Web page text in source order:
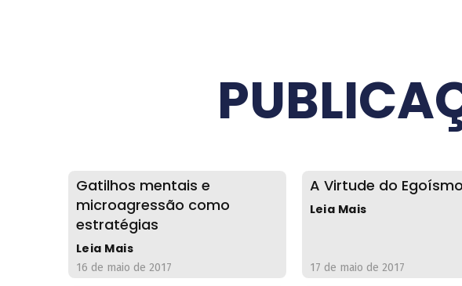
Gatilhos mentais e
microagressão como
estratégias
Leia Mais
16 de maio de 2017
A Virtude do Egoísmo
Leia Mais
17 de maio de 2017